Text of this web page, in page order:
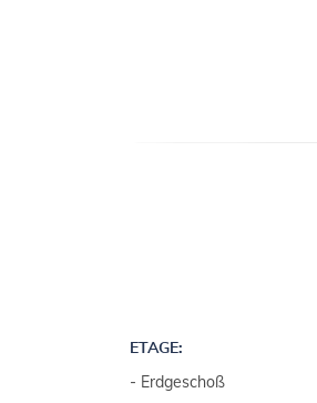
ETAGE:
- Erdgeschoß